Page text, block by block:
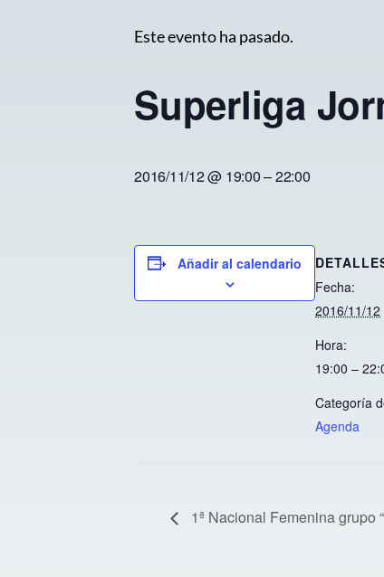
Este evento ha pasado.
Superliga
2016/11/12 @ 19:00–22:00
Añadir al calendario
Fecha:
2016/11/12
Hora:
19:00 –
Categoría
Agenda
1ª Nacional Femenina grupo